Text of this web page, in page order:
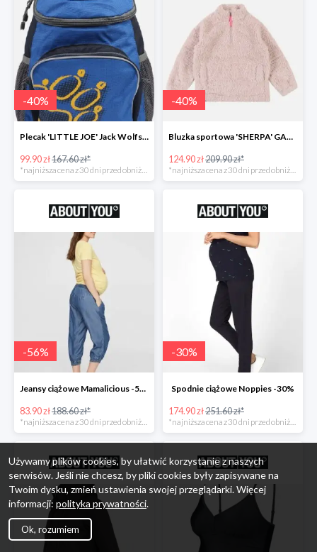
-40%
Plecak 'LITTLE JOE' Jack Wolfskin -40%
99.90 zł167.60 zł*
*najniższa cena z 30 dni przed obniżką
-40%
Bluzka sportowa 'SHERPA' GAP -40%
124.90 zł209.90 zł*
*najniższa cena z 30 dni przed obniżką
-56%
Jeansy ciążowe Mamalicious -56%
83.90 zł188.60 zł*
-30%
Spodnie ciążowe Noppies -30%
174.90 zł251.60 zł*
Używamy plików cookies, by ułatwić korzystanie z naszych
serwisów. Jeśli nie chcesz, by pliki cookies były zapisywane na
Twoim dysku, zmień ustawienia swojej przeglądarki. Więcej
informacji: polityka prywatności.
Ok, rozumiem